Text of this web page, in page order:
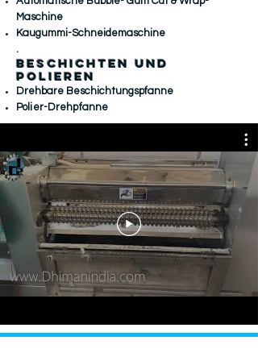
Maschine
Kaugummi-Schneidemaschine
.
Beschichten und
Polieren
Drehbare Beschichtungspfanne
Polier-Drehpfanne